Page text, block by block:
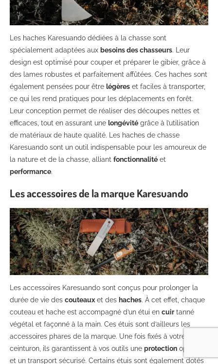
Les haches Karesuando dédiées à la chasse sont
spécialement adaptées aux besoins des chasseurs. Leur
design est optimisé pour couper et préparer le gibier, grâce à
des lames robustes et parfaitement affûtées. Ces haches sont
également pensées pour être légères et faciles à transporter,
ce qui les rend pratiques pour les déplacements en forêt.
Leur conception permet de réaliser des découpes nettes et
efficaces, tout en assurant une longévité grâce à l’utilisation
de matériaux de haute qualité. Les haches de chasse
Karesuando sont un outil indispensable pour les amoureux de
la nature et de la chasse, alliant fonctionnalité et
performance.
Les accessoires de la marque Karesuando
Les accessoires Karesuando sont conçus pour prolonger la
durée de vie des couteauxet des haches. À cet effet, chaque
couteau et hache est accompagné d’un étui en cuirtanné
végétal et façonné à la main. Ces étuis sont d’ailleurs les
accessoires phares de la marque. Une fois fixés à votre
ceinturon, ils garantissent à vos outils une protection optimale
et un transport sécurisé. Certains étuis sont également dotés